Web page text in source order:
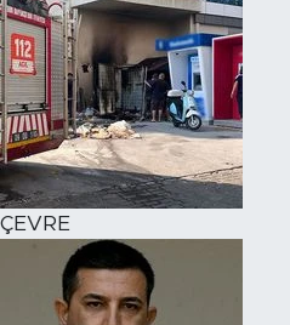
ÇEVRE